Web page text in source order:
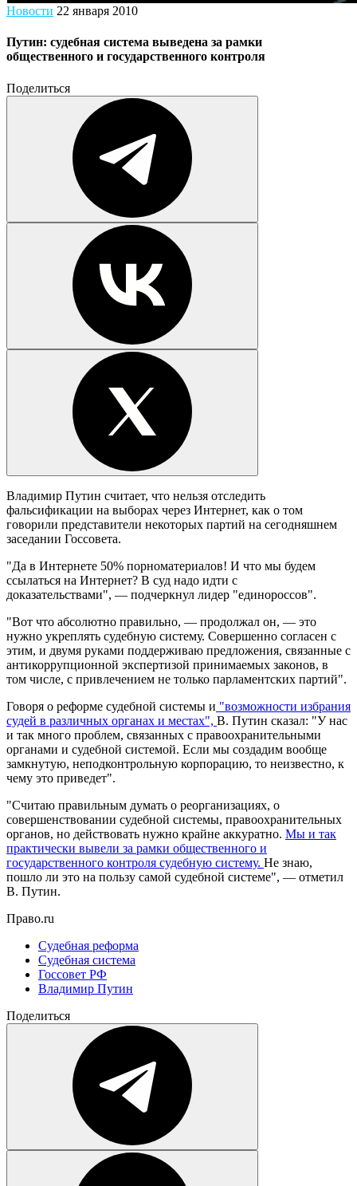
Новости 22 января 2010
Путин: судебная система выведена за рамки
общественного и государственного контроля
Поделиться
Владимир Путин считает, что нельзя отследить
фальсификации на выборах через Интернет, как о том
говорили представители некоторых партий на сегодняшнем
заседании Госсовета.
"Да в Интернете 50% порноматериалов! И что мы будем
ссылаться на Интернет? В суд надо идти с
доказательствами", — подчеркнул лидер "единороссов".
"Вот что абсолютно правильно, — продолжал он, — это
нужно укреплять судебную систему. Совершенно согласен с
этим, и двумя руками поддерживаю предложения, связанные с
антикоррупционной экспертизой принимаемых законов, в
том числе, с привлечением не только парламентских партий".
Говоря о реформе судебной системы и "возможности избрания
судей в различных органах и местах", В. Путин сказал: "У нас
и так много проблем, связанных с правоохранительными
органами и судебной системой. Если мы создадим вообще
замкнутую, неподконтрольную корпорацию, то неизвестно, к
чему это приведет".
"Считаю правильным думать о реорганизациях, о
совершенствовании судебной системы, правоохранительных
органов, но действовать нужно крайне аккуратно. Мы и так
практически вывели за рамки общественного и
государственного контроля судебную систему. Не знаю,
пошло ли это на пользу самой судебной системе", — отметил
В. Путин.
Право.ru
Судебная реформа
Судебная система
Госсовет РФ
Владимир Путин
Поделиться